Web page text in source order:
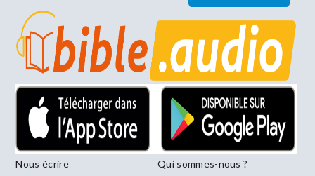
Nous écrire
Qui sommes-nous ?